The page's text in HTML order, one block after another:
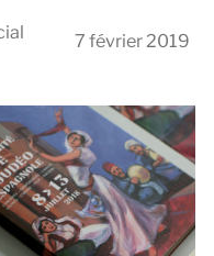
7 février 2019